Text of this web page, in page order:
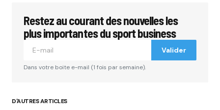
Restez au courant des nouvelles les
plus importantes du sport business
Valider
Dans votre boite e-mail (1 fois par semaine).
D'AUTRES ARTICLES